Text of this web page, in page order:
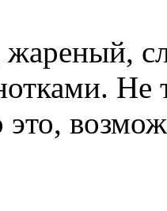
Не
это,